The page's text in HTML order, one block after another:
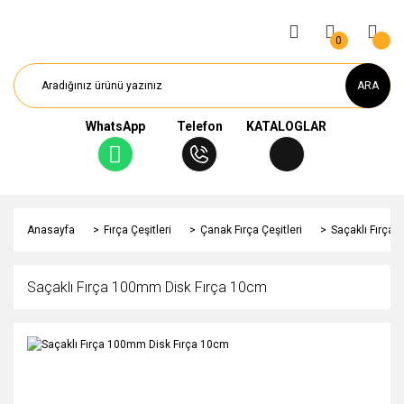
ARA
WhatsApp Telefon KATALOGLAR
0
Anasayfa Fırça Çeşitleri Çanak Fırça Çeşitleri Saçaklı Fırça
Saçaklı Fırça 100mm Disk Fırça 10cm